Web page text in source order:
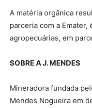
A matéria orgânica
parceria com a
agropecuárias, em
SOBRE A J. MENDES
Mineradora fundada
Mendes Nogueira em